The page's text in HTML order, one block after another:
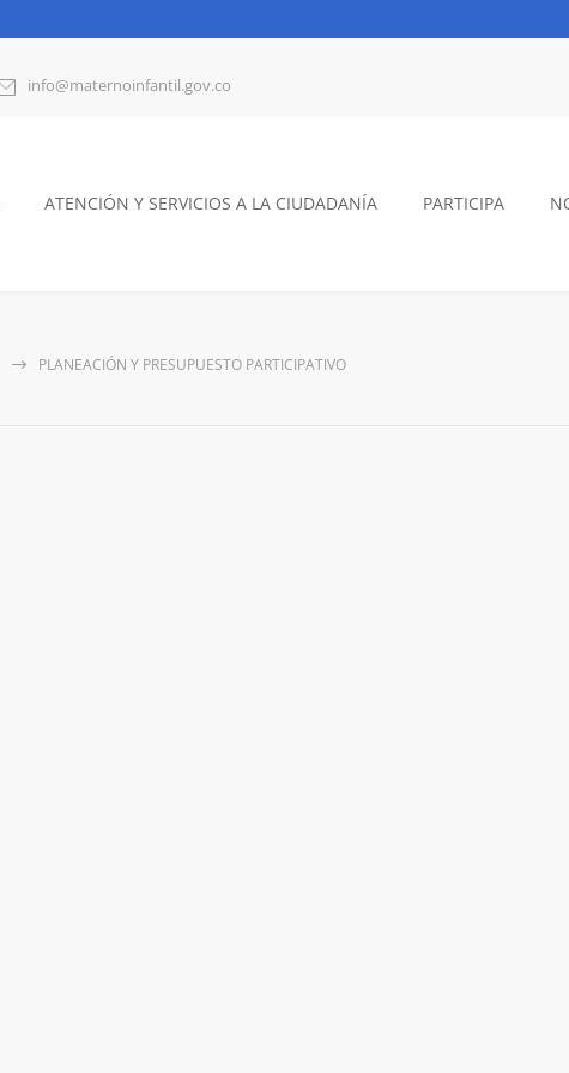
info@maternoinfantil.gov.co
ATENCIÓN Y SERVICIOS A LA CIUDADANÍA PARTICIPA
PLANEACIÓN Y PRESUPUESTO PARTICIPATIVO